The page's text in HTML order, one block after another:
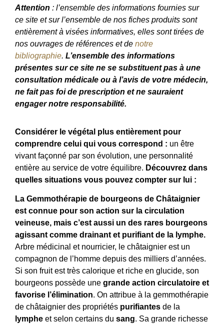
Attention : l’ensemble des informations fournies sur
ce site et sur l’ensemble de nos fiches produits sont
entièrement à visées informatives, elles sont tirées de
nos ouvrages de références et de notre
bibliographie. L’ensemble des informations
présentes sur ce site ne se substituent pas à une
consultation médicale ou à l’avis de votre médecin,
ne fait pas foi de prescription et ne sauraient
engager notre responsabilité.
Considérer le végétal plus entièrement pour
comprendre celui qui vous correspond : un être
vivant façonné par son évolution, une personnalité
entière au service de votre équilibre. Découvrez dans
quelles situations vous pouvez compter sur lui :
La Gemmothérapie de bourgeons de Châtaignier
est connue pour son action sur la circulation
veineuse, mais c’est aussi un des rares bourgeons
agissant comme drainant et purifiant de la lymphe.
Arbre médicinal et nourricier, le châtaignier est un
compagnon de l’homme depuis des milliers d’années.
Si son fruit est très calorique et riche en glucide, son
bourgeons possède une grande action circulatoire et
favorise l’élimination. On attribue à la gemmothérapie
de châtaignier des propriétés purifiantes de la
lymphe et selon certains du sang. Sa grande richesse